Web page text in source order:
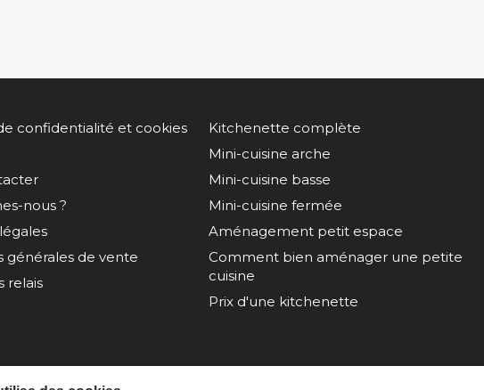
confidentialité et cookies
nous ?
générales de vente
relais
Kitchenette complète
Mini-cuisine arche
Mini-cuisine basse
Mini-cuisine fermée
Aménagement petit espace
Comment bien aménager une petite
cuisine
Prix d'une kitchenette